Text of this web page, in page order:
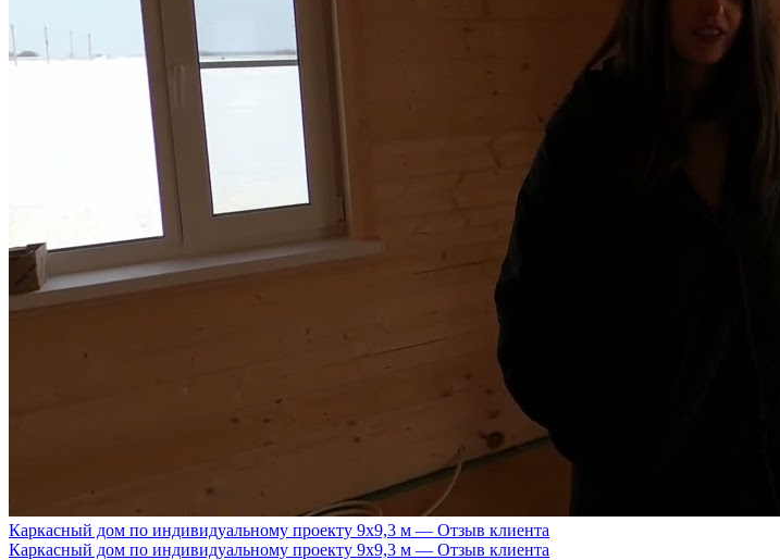
Каркасный дом по индивидуальному проекту 9х9,3 м — Отзыв клиента
Каркасный дом по индивидуальному проекту 9х9,3 м — Отзыв клиента